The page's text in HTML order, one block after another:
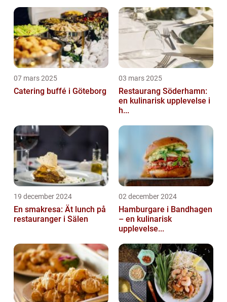
07 mars 2025
Catering buffé i Göteborg
03 mars 2025
Restaurang Söderhamn:
en kulinarisk upplevelse i
h...
19 december 2024
En smakresa: Ät lunch på
restauranger i Sälen
02 december 2024
Hamburgare i Bandhagen
– en kulinarisk
upplevelse...